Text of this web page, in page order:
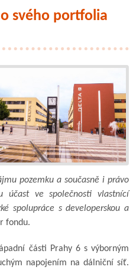
svého portfolia
pozemku a současně i právo
účast ve společnosti vlastnící
spolupráce s developerskou a
fondu.
části Prahy 6 s výborným
napojením na dálniční síť.